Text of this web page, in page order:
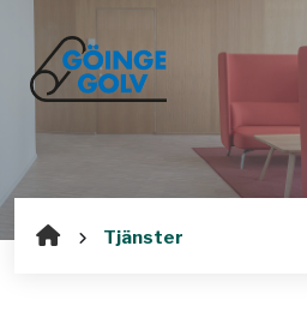
Tjänster